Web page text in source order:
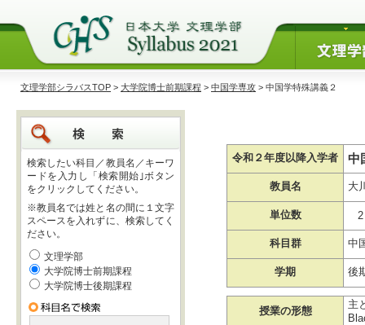
文理学部シラバスTOP > 大学院博士前期課程 > 中国学専攻 > 中国学特殊講義２
検索したい科目／教員名／キーワ
ードを入力し「検索開始｣ボタン
をクリックしてください。
※教員名では姓と名の間に１文字
スペースを入れずに、検索してく
ださい。
文理学部
大学院博士前期課程
大学院博士後期課程
令和２年度以降入学者 中
教員名 大
単位数 2
科目群 中
学期 後
授業の形態
主